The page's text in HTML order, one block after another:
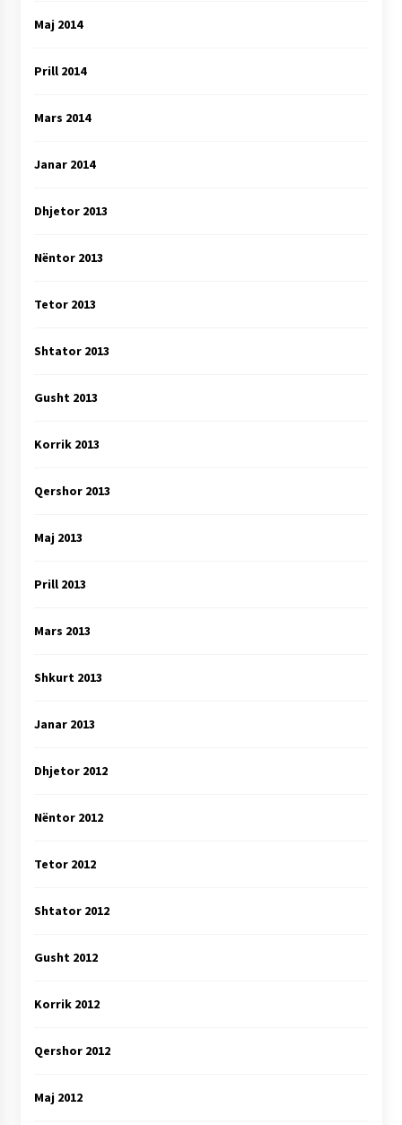
Maj 2014
Prill 2014
Mars 2014
Janar 2014
Dhjetor 2013
Nëntor 2013
Tetor 2013
Shtator 2013
Gusht 2013
Korrik 2013
Qershor 2013
Maj 2013
Prill 2013
Mars 2013
Shkurt 2013
Janar 2013
Dhjetor 2012
Nëntor 2012
Tetor 2012
Shtator 2012
Gusht 2012
Korrik 2012
Qershor 2012
Maj 2012